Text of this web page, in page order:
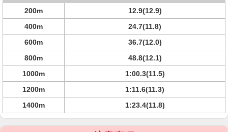
200m
12.9(12.9)
400m
24.7(11.8)
600m
36.7(12.0)
800m
48.8(12.1)
1000m
1:00.3(11.5)
1200m
1:11.6(11.3)
1400m
1:23.4(11.8)